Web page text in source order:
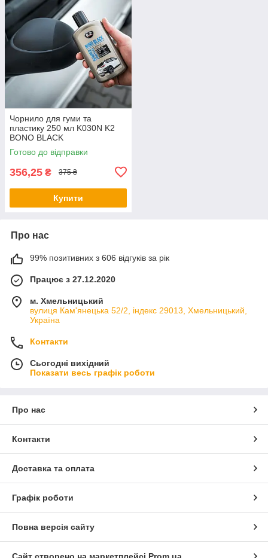
Чорнило для гуми та
пластику 250 мл K030N K2
BONO BLACK
Готово до відправки
356,25 ₴ 375 ₴
Купити
Про нас
99% позитивних з 606 відгуків за рік
Працює з 27.12.2020
м. Хмельницький
вулиця Кам'янецька 52/2, індекс 29013, Хмельницький,
Україна
Контакти
Сьогодні вихідний
Показати весь графік роботи
Про нас
Контакти
Доставка та оплата
Графік роботи
Повна версія сайту